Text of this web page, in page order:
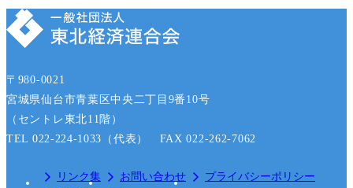
〒980-0021
宮城県仙台市青葉区中央二丁目9番10号
（セントレ東北11階）
TEL 022-224-1033（代表） FAX 022-262-7062
リンク集 お問い合わせ
プライバシーポリシー